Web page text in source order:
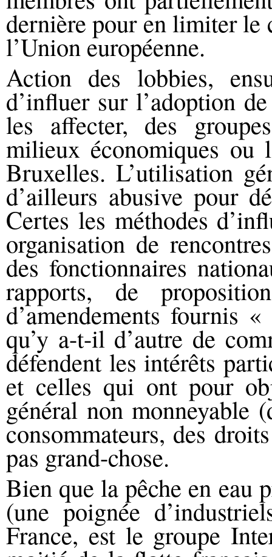
dernière pour en limiter le
l’Union européenne.
Action des lobbies,
d’influer sur l’adoption
les affecter, des
milieux économiques ou
Bruxelles. L’utilisation
d’ailleurs abusive pour
Certes les méthodes
organisation de
des fonctionnaires
rapports, de
d’amendements fournis
qu’y a-t-il d’autre de
défendent les intérêts
et celles qui ont pour
général non monneyable
consommateurs, des
pas grand-chose.
Bien que la pêche en eau
(une poignée
France, est le groupe